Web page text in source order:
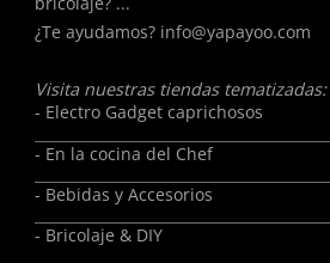
¿Te ayudamos? info@yapayoo.com
Visita nuestras tiendas tematizadas:
- Electro Gadget caprichosos
- En la cocina del Chef
- Bebidas y Accesorios
- Bricolaje & DIY